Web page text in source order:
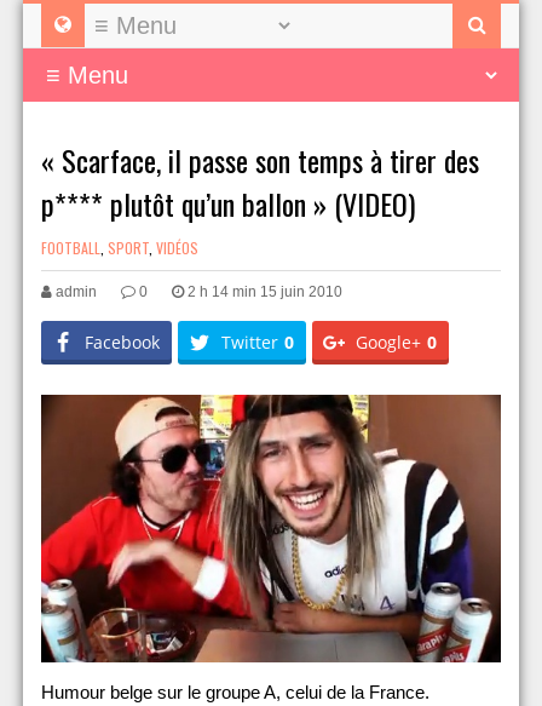
« Scarface, il passe son temps à tirer des
p**** plutôt qu’un ballon » (VIDEO)
FOOTBALL SPORT VIDÉOS
admin 0 2 h 14 min 15 juin 2010
Facebook Twitter 0 Google+ 0
Humour belge sur le groupe A, celui de la France.